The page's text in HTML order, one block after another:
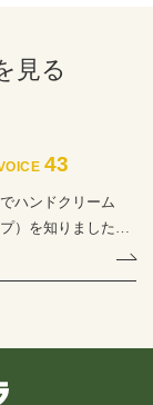
見る
43
ハンドクリーム
）を知りました。